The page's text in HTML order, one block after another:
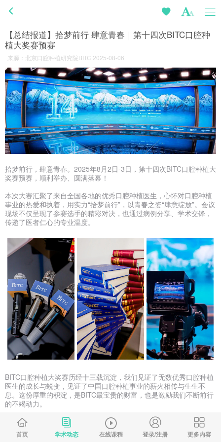
【总结报道】拾梦前行 肆意青春｜第十四次BITC口腔种
植大奖赛预赛
来源：北京口腔种植研究院BITC 2025-08-06
拾梦前行，肆意青春。2025年8月2日-3日，第十四次BITC口腔种植大
奖赛预赛，顺利举办、圆满落幕！
本次大赛汇聚了来自全国各地的优秀口腔种植医生，心怀对口腔种植
事业的热爱和执着，用实力“拾梦前行”，以青春之姿“肆意绽放”。会议
现场不仅呈现了参赛选手的精彩对决，也通过病例分享、学术交锋，
传递了医者仁心的专业温度。
BITC口腔种植大奖赛历经十三载沉淀，我们见证了无数优秀口腔种植
医生的成长与蜕变，见证了中国口腔种植事业的薪火相传与生生不
息。这份厚重的积淀，是BITC最宝贵的财富，也是激励我们不断前行
的不竭动力。
大会执行主席、中国医学科学院北京协和医院-宿玉成教授
，在开幕致
词中提到：本次预赛的成功举办，必将为明年的总决赛奠定更为坚实
的基础，必将为中国口腔种植事业的发展注入新的活力与动能。
首页 学术动态 在线课程 登录/注册 更多内容